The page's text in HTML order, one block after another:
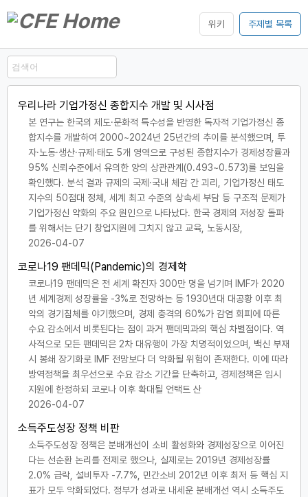
위키 주제별 목록
우리나라 기업가정신 종합지수 개발 및 시사점
본 연구는 한국의 제도·문화적 특수성을 반영한 독자적 기업가정신 종
합지수를 개발하여 2000~2024년 25년간의 추이를 분석했으며, 투
자·노동·생산·규제·태도 5개 영역으로 구성된 종합지수가 경제성장률과
95% 신뢰수준에서 유의한 양의 상관관계(0.493~0.573)를 보임을
확인했다. 분석 결과 규제의 국제·국내 체감 간 괴리, 기업가정신 태도
지수의 50점대 정체, 세계 최고 수준의 상속세 부담 등 구조적 문제가
기업가정신 약화의 주요 원인으로 나타났다. 한국 경제의 저성장 돌파
를 위해서는 단기 창업지원에 그치지 않고 교육, 노동시장,
2026-04-07
코로나19 팬데믹(Pandemic)의 경제학
코로나19 팬데믹은 전 세계 확진자 300만 명을 넘기며 IMF가 2020
년 세계경제 성장률을 -3%로 전망하는 등 1930년대 대공황 이후 최
악의 경기침체를 야기했으며, 경제 충격의 60%가 감염 회피에 따른
수요 감소에서 비롯된다는 점이 과거 팬데믹과의 핵심 차별점이다. 역
사적으로 모든 팬데믹은 2차 대유행이 가장 치명적이었으며, 백신 부재
시 봉쇄 장기화로 IMF 전망보다 더 악화될 위험이 존재한다. 이에 따라
방역정책을 최우선으로 수요 감소 기간을 단축하고, 경제정책은 임시
지원에 한정하되 코로나 이후 확대될 언택트 산
2026-04-07
소득주도성장 정책 비판
소득주도성장 정책은 분배개선이 소비 활성화와 경제성장으로 이어진
다는 선순환 논리를 전제로 했으나, 실제로는 2019년 경제성장률
2.0% 급락, 설비투자 -7.7%, 민간소비 2012년 이후 최저 등 핵심 지
표가 모두 악화되었다. 정부가 성과로 내세운 분배개선 역시 소득주도